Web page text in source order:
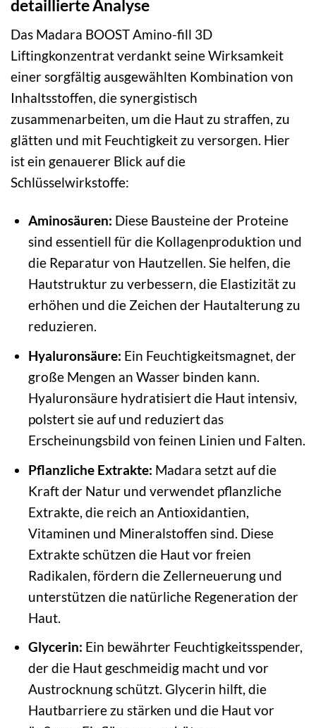
detaillierte Analyse
Das Madara BOOST Amino-fill 3D
Liftingkonzentrat verdankt seine Wirksamkeit
einer sorgfältig ausgewählten Kombination von
Inhaltsstoffen, die synergistisch
zusammenarbeiten, um die Haut zu straffen, zu
glätten und mit Feuchtigkeit zu versorgen. Hier
ist ein genauerer Blick auf die
Schlüsselwirkstoffe:
Aminosäuren: Diese Bausteine der Proteine
sind essentiell für die Kollagenproduktion und
die Reparatur von Hautzellen. Sie helfen, die
Hautstruktur zu verbessern, die Elastizität zu
erhöhen und die Zeichen der Hautalterung zu
reduzieren.
Hyaluronsäure: Ein Feuchtigkeitsmagnet, der
große Mengen an Wasser binden kann.
Hyaluronsäure hydratisiert die Haut intensiv,
polstert sie auf und reduziert das
Erscheinungsbild von feinen Linien und Falten.
Pflanzliche Extrakte: Madara setzt auf die
Kraft der Natur und verwendet pflanzliche
Extrakte, die reich an Antioxidantien,
Vitaminen und Mineralstoffen sind. Diese
Extrakte schützen die Haut vor freien
Radikalen, fördern die Zellerneuerung und
unterstützen die natürliche Regeneration der
Haut.
Glycerin: Ein bewährter Feuchtigkeitsspender,
der die Haut geschmeidig macht und vor
Austrocknung schützt. Glycerin hilft, die
Hautbarriere zu stärken und die Haut vor